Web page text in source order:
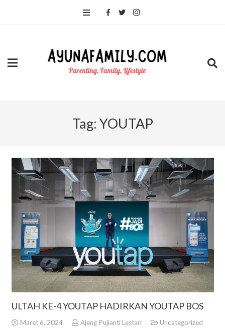
Tag: YOUTAP
ULTAH KE-4 YOUTAP HADIRKAN YOUTAP BOS
Maret 6, 2024 Ajeng Pujianti Lestari
Uncategorized